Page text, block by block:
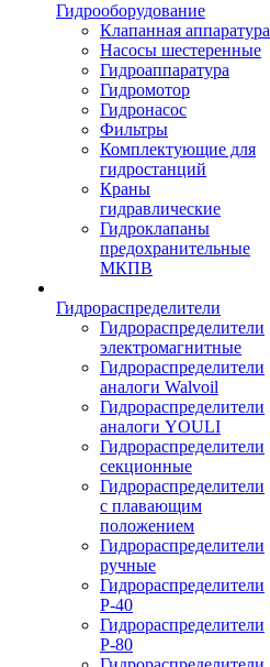
Гидрооборудование
Клапанная аппаратура
Насосы шестеренные
Гидроаппаратура
Гидромотор
Гидронасос
Фильтры
Комплектующие для
гидростанций
Краны
гидравлические
Гидроклапаны
предохранительные
МКПВ
Гидрораспределители
Гидрораспределители
электромагнитные
Гидрораспределители
аналоги Walvoil
Гидрораспределители
аналоги YOULI
Гидрораспределители
секционные
Гидрораспределители
с плавающим
положением
Гидрораспределители
ручные
Гидрораспределители
Р-40
Гидрораспределители
Р-80